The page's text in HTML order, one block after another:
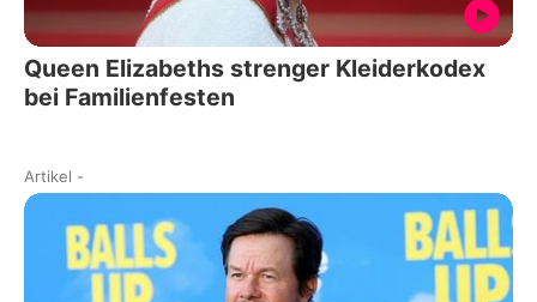
Queen Elizabeths strenger Kleiderkodex
bei Familienfesten
Artikel -